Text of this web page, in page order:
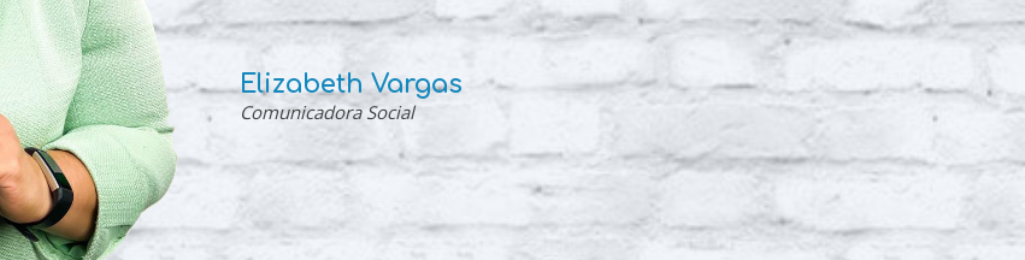
Elizabeth Vargas
Comunicadora Social